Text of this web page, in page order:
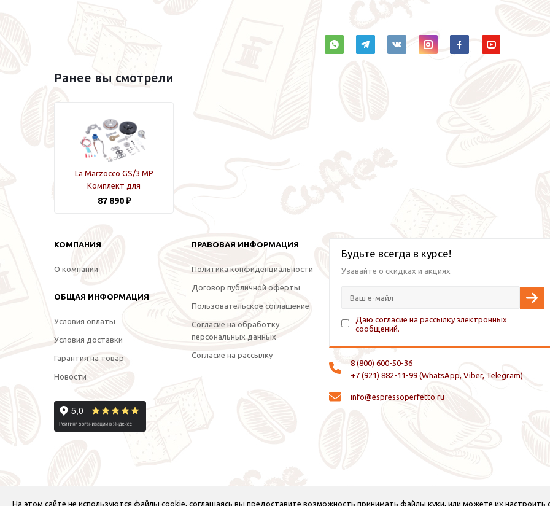
На этом сайте не используются файлы cookie, соглашаясь вы предоставите возможность принимать файлы куки, или можете их настроить
Ранее вы смотрели
La Marzocco GS/3 MP
Комплект для
модернизации
87 890 ₽
КОМПАНИЯ
О компании
ОБЩАЯ ИНФОРМАЦИЯ
Условия оплаты
Условия доставки
Гарантия на товар
Новости
ПРАВОВАЯ ИНФОРМАЦИЯ
Политика конфиденциальности
Договор публичной оферты
Пользовательское соглашение
Согласие на обработку
персональных данных
Согласие на рассылку
Будьте всегда в курсе!
Узавайте о скидках и акциях
Даю согласие на рассылку электронных
сообщений.
8 (800) 600-50-36
+7 (921) 882-11-99 (WhatsApp, Viber, Telegram)
info@espressoperfetto.ru